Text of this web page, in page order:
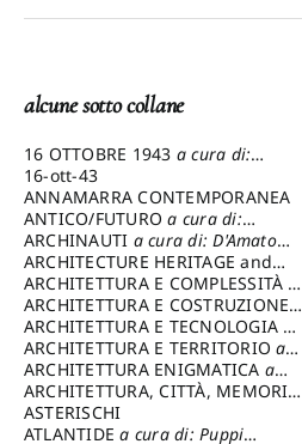
alcune sotto collane
16 OTTOBRE 1943 a cura di:
Pezzetti Marcello
16-ott-43
ANNAMARRA CONTEMPORANEA
ANTICO/FUTUROa cura di:
Varagnoli Claudio
ARCHINAUTI a cura di: D'Amato
Claudio
ARCHITECTURE HERITAGE and
DESIGN
ARCHITETTURA E COMPLESSITÀ a
cura di: Piva Antonio
ARCHITETTURA E COSTRUZIONEa
cura di: Poretti Sergio
ARCHITETTURA E TECNOLOGIA a
cura di: Carrara Gianfranco
ARCHITETTURA E TERRITORIOa
cura di: Pietrogrande Enrico
ARCHITETTURA ENIGMATICA a
cura di: Lenci Ruggero
ARCHITETTURA, CITTÀ, MEMORIA
a cura di: Valeriani Enrico
ASTERISCHI
ATLANTIDEa cura di: Puppi